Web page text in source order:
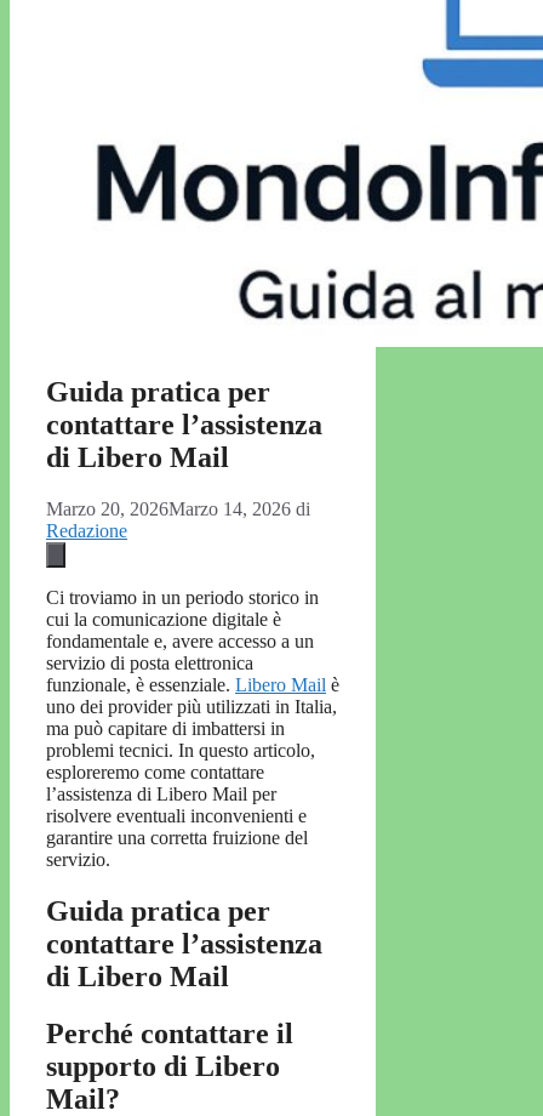
Guida pratica per
contattare l’assistenza
di Libero Mail
Marzo 20, 2026Marzo 14, 2026 di
Redazione
Ci troviamo in un periodo storico in
cui la comunicazione digitale è
fondamentale e, avere accesso a un
servizio di posta elettronica
funzionale, è essenziale. Libero Mail è
uno dei provider più utilizzati in Italia,
ma può capitare di imbattersi in
problemi tecnici. In questo articolo,
esploreremo come contattare
l’assistenza di Libero Mail per
risolvere eventuali inconvenienti e
garantire una corretta fruizione del
servizio.
Guida pratica per
contattare l’assistenza
di Libero Mail
Perché contattare il
supporto di Libero
Mail?